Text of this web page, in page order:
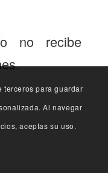
no recibe
terceros para guardar
Al navegar
aceptas su uso.